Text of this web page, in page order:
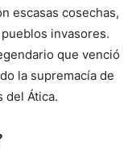
escasas cosechas,
invasores.
que venció
la supremacía de
del Ática.